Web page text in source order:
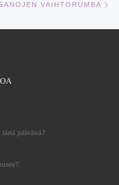
VAIHTORUMBA
päivänä?